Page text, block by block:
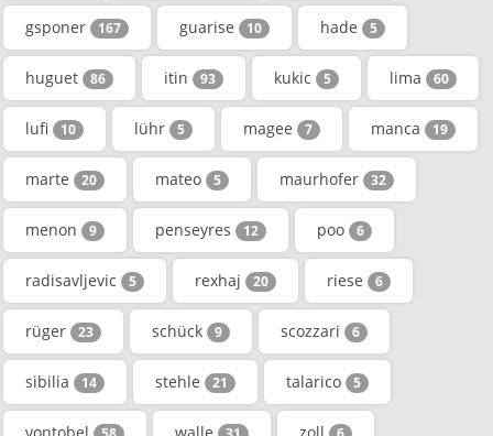
gsponer 167 guarise 10 hade 5
huguet 86 itin 93 kukic 5 lima 60
lufi 10 lühr 5 magee 7 manca 19
marte 20 mateo 5 maurhofer 32
menon 9 penseyres 12 poo 6
radisavljevic 5 rexhaj 20 riese 6
rüger 23 schück 9 scozzari 6
sibilia 14 stehle 21 talarico 5